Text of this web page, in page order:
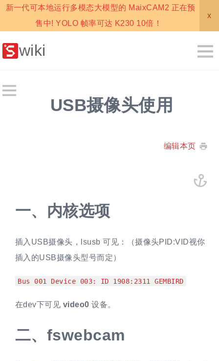
新一代可本地运行多模态大模型的 MaixCAM2 正在预
售中! YOLO 帧率可达 K230 10倍！
x
wiki
USB摄像头使用
编辑本页
一、 内核选项
插入USB摄像头，lsusb 可见：（摄像头PID:VID视你
插入的USB摄像头型号而定）
Bus 001 Device 003: ID 1908:2311 GEMBIRD
在dev下可见 video0 设备。
二、 fswebcam